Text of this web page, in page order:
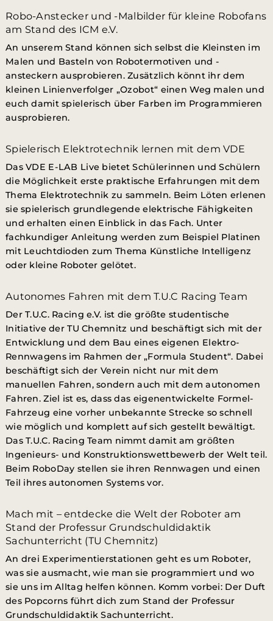
Robo-Anstecker und -Malbilder für kleine Robofans
am Stand des ICM e.V.
An unserem Stand können sich selbst die Kleinsten im
Malen und Basteln von Robotermotiven und -
ansteckern ausprobieren. Zusätzlich könnt ihr dem
kleinen Linienverfolger „Ozobot“ einen Weg malen und
euch damit spielerisch über Farben im Programmieren
ausprobieren.
Spielerisch Elektrotechnik lernen mit dem VDE
Das VDE E-LAB Live bietet Schülerinnen und Schülern
die Möglichkeit erste praktische Erfahrungen mit dem
Thema Elektrotechnik zu sammeln. Beim Löten erlenen
sie spielerisch grundlegende elektrische Fähigkeiten
und erhalten einen Einblick in das Fach. Unter
fachkundiger Anleitung werden zum Beispiel Platinen
mit Leuchtdioden zum Thema Künstliche Intelligenz
oder kleine Roboter gelötet.
Autonomes Fahren mit dem T.U.C Racing Team
Der T.U.C. Racing e.V. ist die größte studentische
Initiative der TU Chemnitz und beschäftigt sich mit der
Entwicklung und dem Bau eines eigenen Elektro-
Rennwagens im Rahmen der „Formula Student“. Dabei
beschäftigt sich der Verein nicht nur mit dem
manuellen Fahren, sondern auch mit dem autonomen
Fahren. Ziel ist es, dass das eigenentwickelte Formel-
Fahrzeug eine vorher unbekannte Strecke so schnell
wie möglich und komplett auf sich gestellt bewältigt.
Das T.U.C. Racing Team nimmt damit am größten
Ingenieurs- und Konstruktionswettbewerb der Welt teil.
Beim RoboDay stellen sie ihren Rennwagen und einen
Teil ihres autonomen Systems vor.
Mach mit – entdecke die Welt der Roboter am
Stand der Professur Grundschuldidaktik
Sachunterricht (TU Chemnitz)
An drei Experimentierstationen geht es um Roboter,
was sie ausmacht, wie man sie programmiert und wo
sie uns im Alltag helfen können. Komm vorbei: Der Duft
des Popcorns führt dich zum Stand der Professur
Grundschuldidaktik Sachunterricht.